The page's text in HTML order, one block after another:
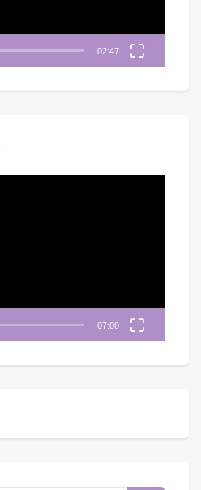
02:47
07:00